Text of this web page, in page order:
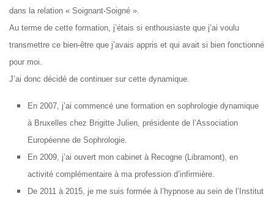
dans la relation « Soignant-Soigné ».
Au terme de cette formation, j’étais si enthousiaste que j’ai voulu
transmettre ce bien-être que j’avais appris et qui avait si bien fonctionné
pour moi.
J’ai donc décidé de continuer sur cette dynamique.
En 2007, j’ai commencé une formation en sophrologie dynamique
à Bruxelles chez Brigitte Julien, présidente de l’Association
Européenne de Sophrologie.
En 2009, j’ai ouvert mon cabinet à Recogne (Libramont), en
activité complémentaire à ma profession d’infirmière.
De 2011 à 2015, je me suis formée à l’hypnose au sein de l’Institut